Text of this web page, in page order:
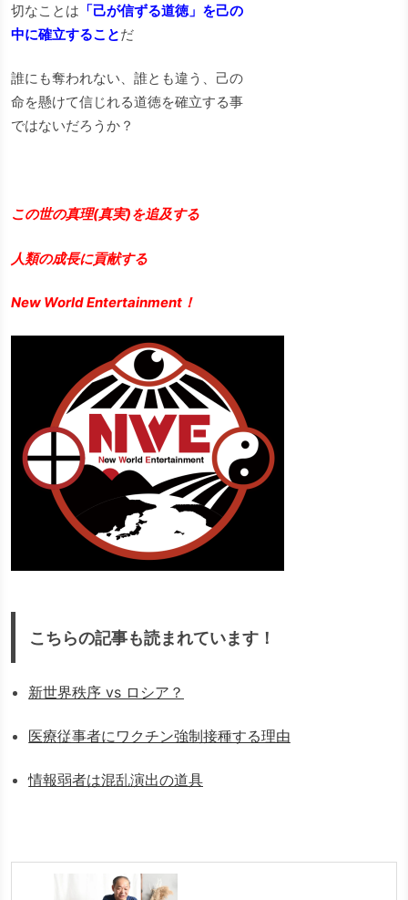
切なことは 「己が信ずる道徳」を己の
中に確立することだ
誰にも奪われない、誰とも違う、己の
命を懸けて信じれる道徳を確立する事
ではないだろうか？
この世の真理(真実)を追及する
人類の成長に貢献する
New World Entertainment！
こちらの記事も読まれています！
新世界秩序 vs ロシア？
医療従事者にワクチン強制接種する理由
情報弱者は混乱演出の道具